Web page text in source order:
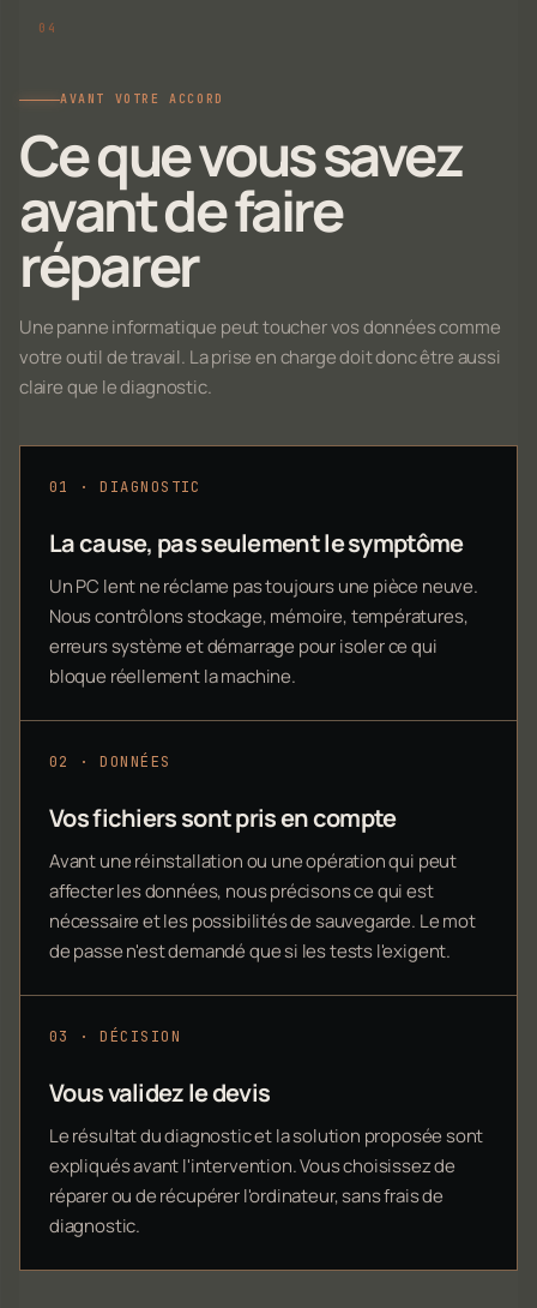
AVANT VOTRE ACCORD
Ce que vous savez
avant de faire
réparer
Une panne informatique peut toucher vos données comme
votre outil de travail. La prise en charge doit donc être aussi
claire que le diagnostic.
01 · DIAGNOSTIC
La cause, pas seulement le symptôme
Un PC lent ne réclame pas toujours une pièce neuve.
Nous contrôlons stockage, mémoire, températures,
erreurs système et démarrage pour isoler ce qui
bloque réellement la machine.
02 · DONNÉES
Vos fichiers sont pris en compte
Avant une réinstallation ou une opération qui peut
affecter les données, nous précisons ce qui est
nécessaire et les possibilités de sauvegarde. Le mot
de passe n'est demandé que si les tests l'exigent.
03 · DÉCISION
Vous validez le devis
Le résultat du diagnostic et la solution proposée sont
expliqués avant l'intervention. Vous choisissez de
réparer ou de récupérer l'ordinateur, sans frais de
diagnostic.